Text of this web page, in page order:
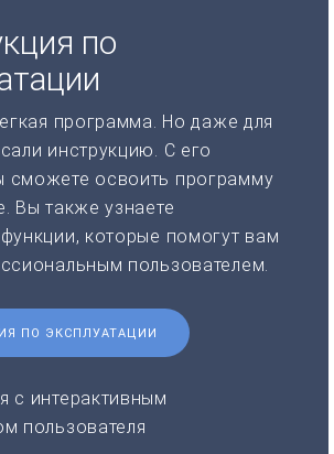
по
программа. Но даже для
инструкцию. С его
освоить программу
Вы также узнаете
которые помогут вам
пользователем.
ПО ЭКСПЛУАТАЦИИ
с интерактивным
пользователя